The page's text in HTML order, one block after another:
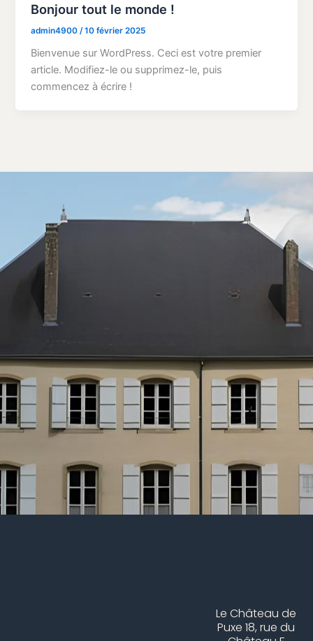
Bonjour tout le monde !
admin4900 /10 février 2025
Bienvenue sur WordPress. Ceci est votre premier
article. Modifiez-le ou supprimez-le, puis
commencez à écrire !
Le Château de
Puxe 18, rue du